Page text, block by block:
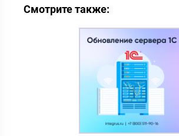
Смотрите также: